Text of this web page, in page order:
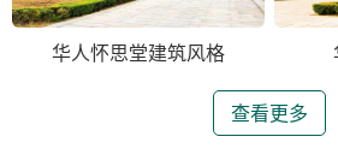
华人怀思堂建筑风格
查看更多